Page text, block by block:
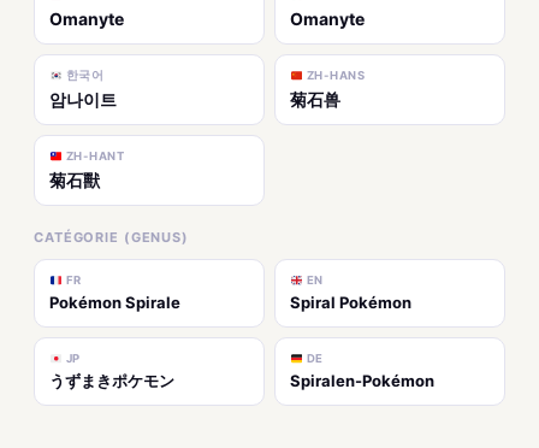
Omanyte Omanyte
한국어
암나이트
ZH-HANS
菊石兽
ZH-HANT
菊石獸
CATÉGORIE (GENUS)
FR
Pokémon Spirale
EN
Spiral Pokémon
JP
うずまきポケモン
DE
Spiralen-Pokémon